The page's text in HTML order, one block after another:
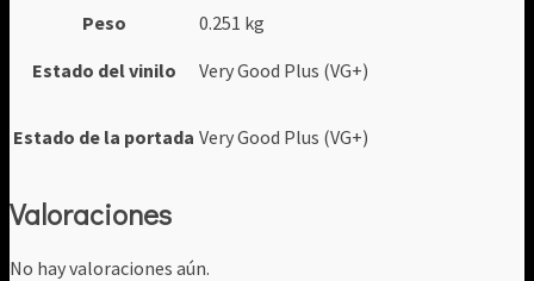
Peso
0.251 kg
Estado del vinilo
Very Good Plus (VG+)
Estado de la portada Very Good Plus (VG+)
Valoraciones
No hay valoraciones aún.